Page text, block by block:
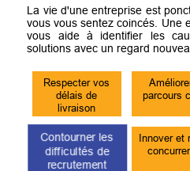
La vie d'une entreprise est
vous vous sentez coincés. Une
vous aide à identifier les
solutions avec un regard
Respecter vos
délais de
livraison
parcours
Contourner les
difficultés de
recrutement
Innover et